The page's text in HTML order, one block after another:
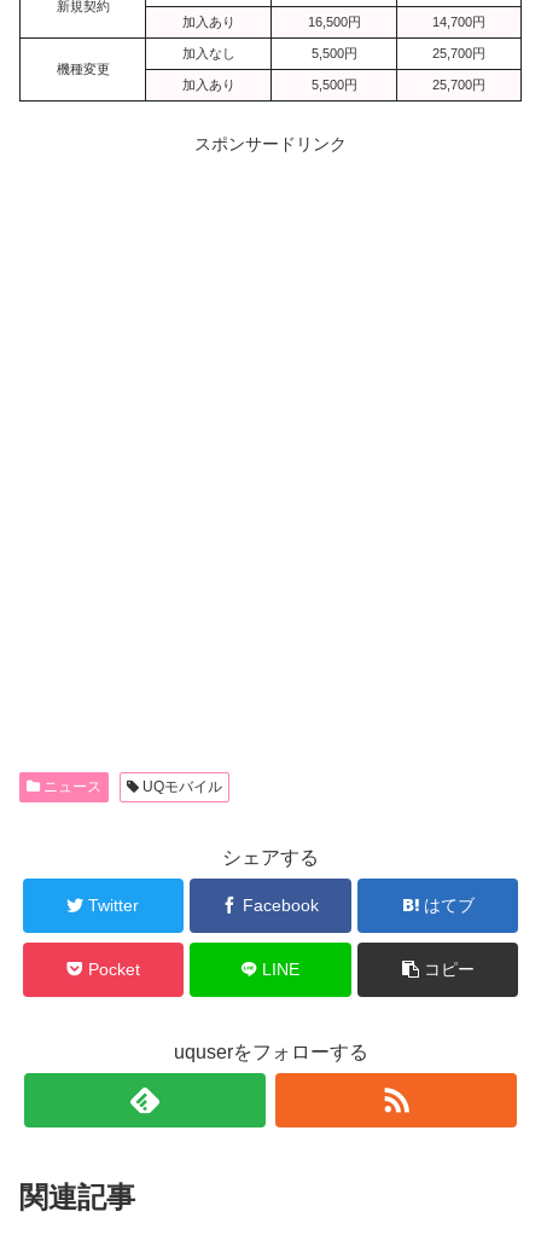
新規契約
加入あり
16,500円 14,700円
機種変更
加入なし 5,500円 25,700円
加入あり 5,500円 25,700円
スポンサードリンク
ニュース UQモバイル
シェアする
Twitter Facebook はてブ
Pocket LINE コピー
uquserをフォローする
関連記事